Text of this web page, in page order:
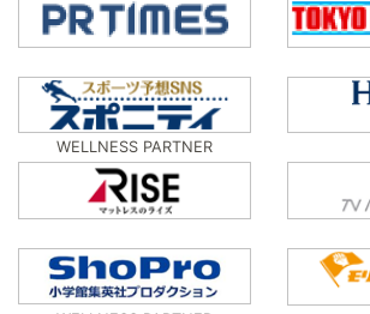
WELLNESS PARTNER